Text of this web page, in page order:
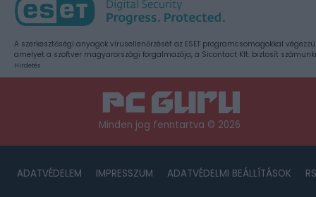
A szerkesztőségi anyagok vírusellenőrzését az ESET programcsomagokkal
amelyet a szoftver magyarországi forgalmazója, a Sicontact Kft. biztosít
Hirdetés
Minden jog fenntartva © 2026
ADATVÉDELEM IMPRESSZUM ADATVÉDELMI BEÁLLÍTÁSOK